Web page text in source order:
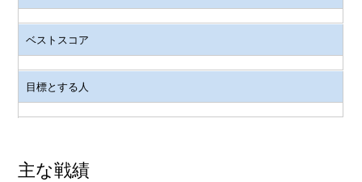
ベストスコア
目標とする人
主な戦績